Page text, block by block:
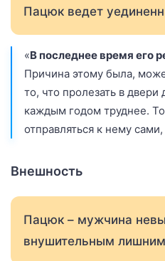
Пацюк ведет
«В последнее время его
Причина этому была,
то, что пролезать в двери
каждым годом труднее.
отправляться к нему
Внешность
Пацюк – мужчина
внушительным